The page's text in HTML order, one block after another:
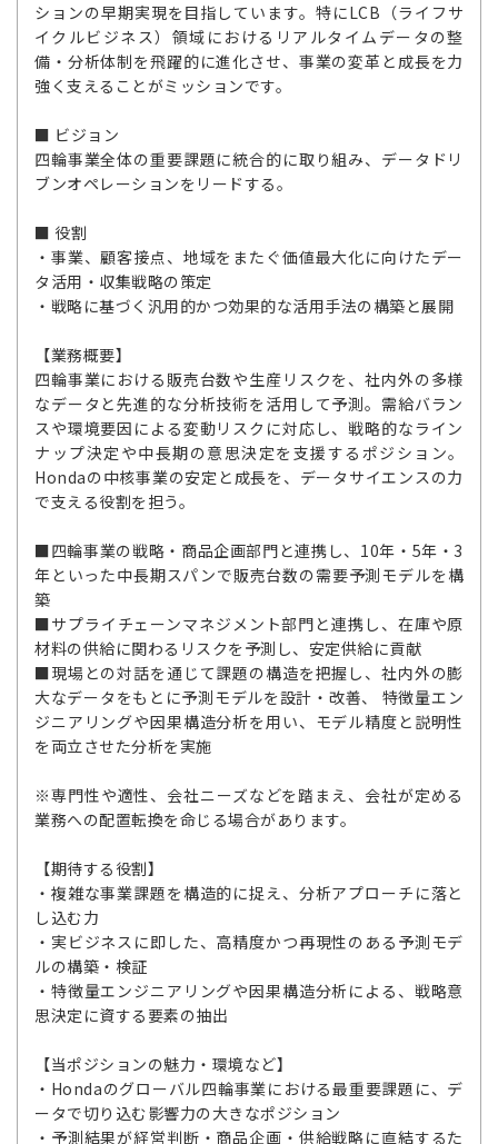
ションの早期実現を目指しています。特にLCB（ライフサ
イクルビジネス）領域におけるリアルタイムデータの整
備・分析体制を飛躍的に進化させ、事業の変革と成長を力
強く支えることがミッションです。
■ ビジョン
四輪事業全体の重要課題に統合的に取り組み、データドリ
ブンオペレーションをリードする。
■ 役割
・事業、顧客接点、地域をまたぐ価値最大化に向けたデー
タ活用・収集戦略の策定
・戦略に基づく汎用的かつ効果的な活用手法の構築と展開
【業務概要】
四輪事業における販売台数や生産リスクを、社内外の多様
なデータと先進的な分析技術を活用して予測。需給バラン
スや環境要因による変動リスクに対応し、戦略的なライン
ナップ決定や中長期の意思決定を支援するポジション。
Hondaの中核事業の安定と成長を、データサイエンスの力
で支える役割を担う。
■四輪事業の戦略・商品企画部門と連携し、10年・5年・3
年といった中長期スパンで販売台数の需要予測モデルを構
築
■サプライチェーンマネジメント部門と連携し、在庫や原
材料の供給に関わるリスクを予測し、安定供給に貢献
■現場との対話を通じて課題の構造を把握し、社内外の膨
大なデータをもとに予測モデルを設計・改善、 特徴量エン
ジニアリングや因果構造分析を用い、モデル精度と説明性
を両立させた分析を実施
※専門性や適性、会社ニーズなどを踏まえ、会社が定める
業務への配置転換を命じる場合があります。
【期待する役割】
・複雑な事業課題を構造的に捉え、分析アプローチに落と
し込む力
・実ビジネスに即した、高精度かつ再現性のある予測モデ
ルの構築・検証
・特徴量エンジニアリングや因果構造分析による、戦略意
思決定に資する要素の抽出
【当ポジションの魅力・環境など】
・Hondaのグローバル四輪事業における最重要課題に、デ
ータで切り込む影響力の大きなポジション
・予測結果が経営判断・商品企画・供給戦略に直結するた